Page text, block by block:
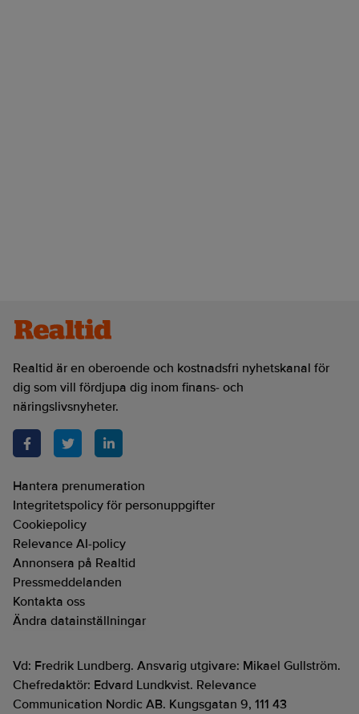
Realtid är en oberoende och kostnadsfri nyhetskanal för
dig som vill fördjupa dig inom finans- och
näringslivsnyheter.
Hantera prenumeration
Integritetspolicy för personuppgifter
Cookiepolicy
Relevance AI-policy
Annonsera på Realtid
Pressmeddelanden
Kontakta oss
Ändra datainställningar
Vd: Fredrik Lundberg. Ansvarig utgivare: Mikael Gullström.
Chefredaktör: Edvard Lundkvist. Relevance
Communication Nordic AB. Kungsgatan 9, 111 43